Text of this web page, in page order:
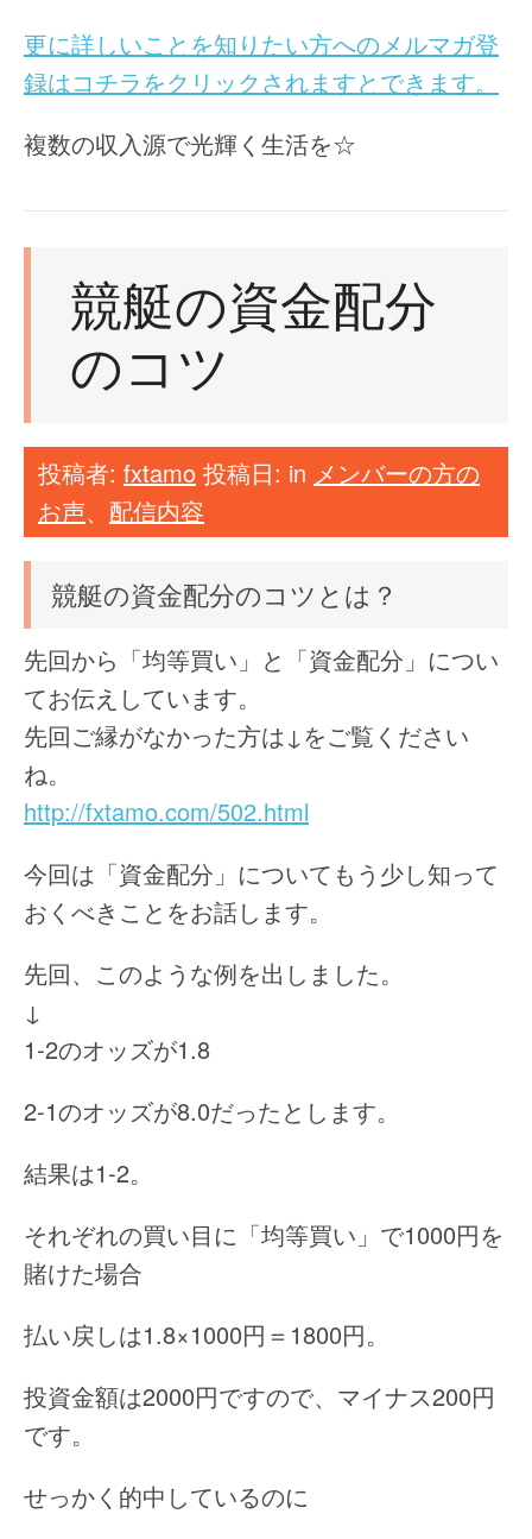
更に詳しいことを知りたい方へのメルマガ登
録はコチラをクリックされますとできます。
複数の収入源で光輝く生活を☆
競艇の資金配分
のコツ
投稿者: fxtamo 投稿日: in メンバーの方の
お声、 配信内容
競艇の資金配分のコツとは？
先回から「均等買い」と「資金配分」につい
てお伝えしています。
先回ご縁がなかった方は↓をご覧ください
ね。
http://fxtamo.com/502.html
今回は「資金配分」についてもう少し知って
おくべきことをお話します。
先回、このような例を出しました。
↓
1-2のオッズが1.8
2-1のオッズが8.0だったとします。
結果は1-2。
それぞれの買い目に「均等買い」で1000円を
賭けた場合
払い戻しは1.8×1000円＝1800円。
投資金額は2000円ですので、マイナス200円
です。
せっかく的中しているのに